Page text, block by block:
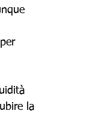
la